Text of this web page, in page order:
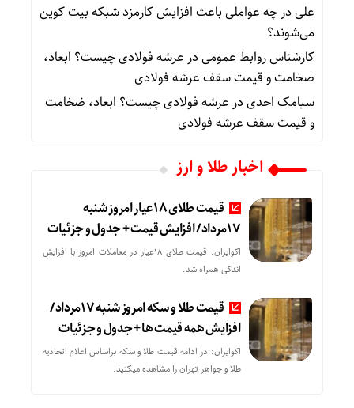
علیدرچه عواملی باعث افزایش کارمزد شبکه بیت کوین
می‌شوند؟
کارشناس روابط عمومیدر عرشه فولادی چیست؟ ابعاد،
ضخامت و قیمت سقف عرشه فولادی
سیامک احدیدر عرشه فولادی چیست؟ ابعاد، ضخامت
و قیمت سقف عرشه فولادی
اخبار طلا و ارز
قیمت طلای 18عیار امروز شنبه
17مرداد/ افزایش قیمت + جدول و جزئیات
اکوایران: قیمت طلای 18عیار در معاملات امروز با افزایش
اندکی همراه شد.
قیمت طلا و سکه امروز شنبه 17مرداد/
افزایش همه قیمت ها + جدول و جزئیات
اکوایران: در ادامه قیمت طلا و سکه براساس اعلام اتحادیه
طلا و جواهر تهران را مشاهده میکنید.